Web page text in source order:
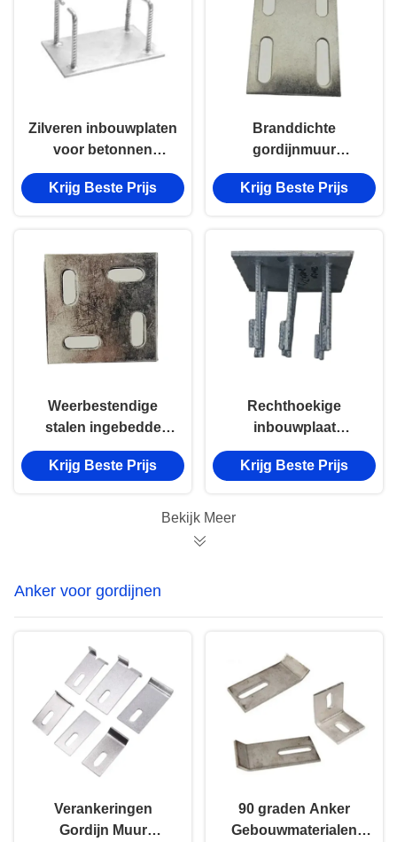
Zilveren inbouwplaten
voor betonnen
inbouwplaten voor
zonne-installatie
Krijg Beste Prijs
Branddichte
gordijnmuur
Betonplaat
rechthoekige
Krijg Beste Prijs
Weerbestendige
stalen ingebedde
plaat Aluminium
ingebedde
Krijg Beste Prijs
Rechthoekige
inbouwplaat
geanodiseerde
ingebedde stalen
Krijg Beste Prijs
Bekijk Meer
Anker voor gordijnen
Verankeringen
Gordijn Muur
90 graden Anker
Gebouwmaterialen